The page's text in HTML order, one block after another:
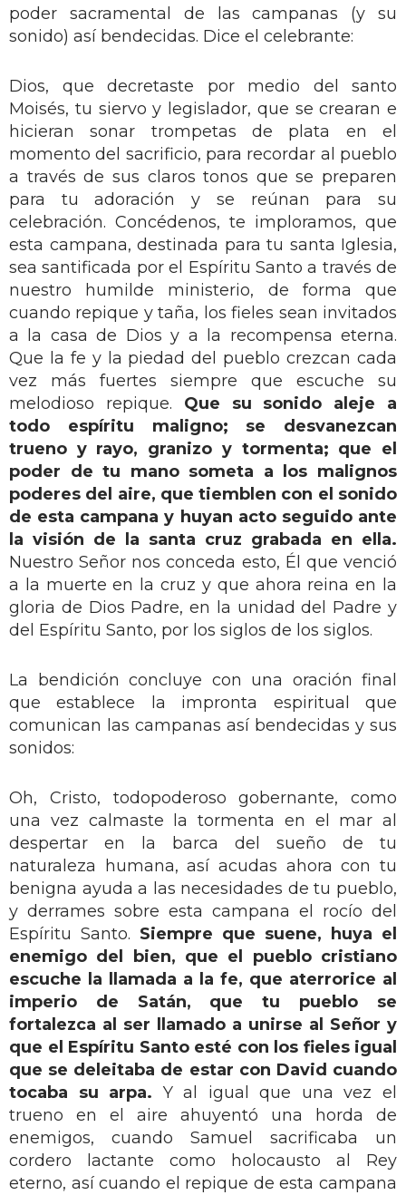
poder sacramental de las campanas (y su
sonido) así bendecidas. Dice el celebrante:
Dios, que decretaste por medio del santo
Moisés, tu siervo y legislador, que se crearan e
hicieran sonar trompetas de plata en el
momento del sacrificio, para recordar al pueblo
a través de sus claros tonos que se preparen
para tu adoración y se reúnan para su
celebración. Concédenos, te imploramos, que
esta campana, destinada para tu santa Iglesia,
sea santificada por el Espíritu Santo a través de
nuestro humilde ministerio, de forma que
cuando repique y taña, los fieles sean invitados
a la casa de Dios y a la recompensa eterna.
Que la fe y la piedad del pueblo crezcan cada
vez más fuertes siempre que escuche su
melodioso repique. Que su sonido aleje a
todo espíritu maligno; se desvanezcan
trueno y rayo, granizo y tormenta; que el
poder de tu mano someta a los malignos
poderes del aire, que tiemblen con el sonido
de esta campana y huyan acto seguido ante
la visión de la santa cruz grabada en ella.
Nuestro Señor nos conceda esto, Él que venció
a la muerte en la cruz y que ahora reina en la
gloria de Dios Padre, en la unidad del Padre y
del Espíritu Santo, por los siglos de los siglos.
La bendición concluye con una oración final
que establece la impronta espiritual que
comunican las campanas así bendecidas y sus
sonidos:
Oh, Cristo, todopoderoso gobernante, como
una vez calmaste la tormenta en el mar al
despertar en la barca del sueño de tu
naturaleza humana, así acudas ahora con tu
benigna ayuda a las necesidades de tu pueblo,
y derrames sobre esta campana el rocío del
Espíritu Santo. Siempre que suene, huya el
enemigo del bien, que el pueblo cristiano
escuche la llamada a la fe, que aterrorice al
imperio de Satán, que tu pueblo se
fortalezca al ser llamado a unirse al Señor y
que el Espíritu Santo esté con los fieles igual
que se deleitaba de estar con David cuando
tocaba su arpa. Y al igual que una vez el
trueno en el aire ahuyentó una horda de
enemigos, cuando Samuel sacrificaba un
cordero lactante como holocausto al Rey
eterno, así cuando el repique de esta campana